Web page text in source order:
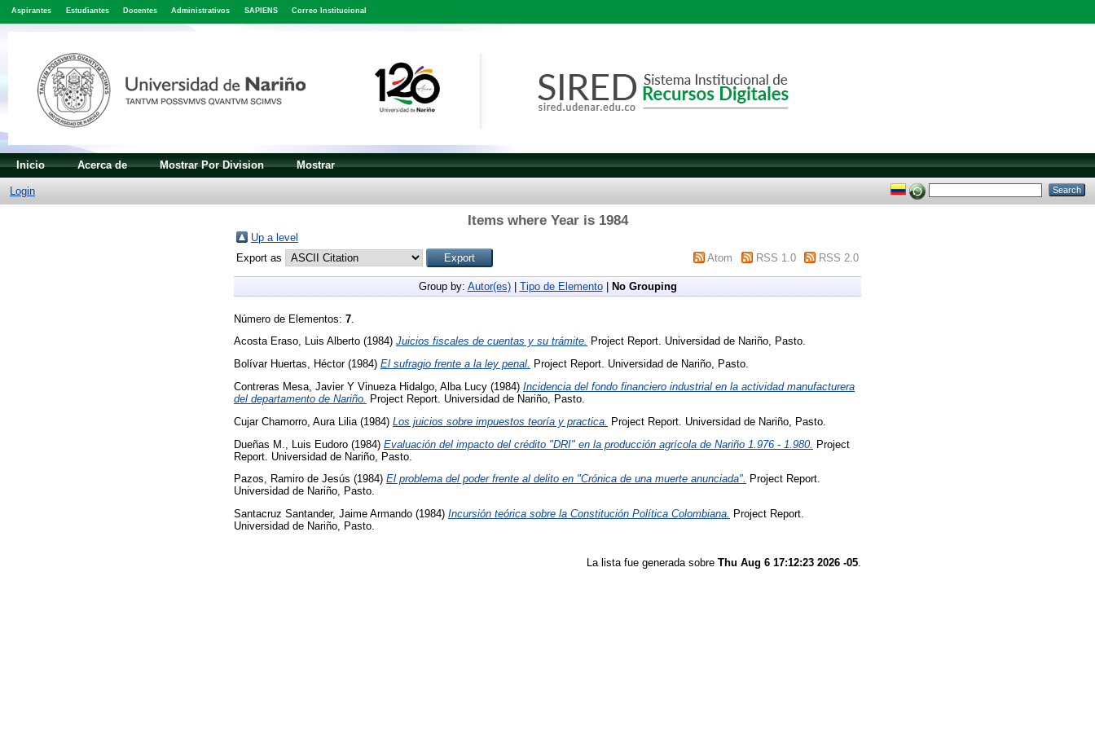
Aspirantes Estudiantes Docentes Administrativos SAPIENS Correo Institucional
Inicio Acerca de Mostrar Por Division Mostrar
Login
Items where Year is 1984
Up a level
Export as
Atom RSS 1.0 RSS 2.0
Group by: Autor(es)| Tipo de Elemento| No Grouping
Número de Elementos: 7
Acosta Eraso, Luis Alberto (1984) Juicios fiscales de cuentas y su trámite. Project Report. Universidad de Nariño, Pasto.
Bolívar Huertas, Héctor(1984) El sufragio frente a la ley penal. Project Report. Universidad de Nariño, Pasto.
Contreras Mesa, JavierY Vinueza Hidalgo, Alba Lucy (1984) Incidencia del fondo financiero industrial en la actividad manufacturera
del departamento de Nariño. Project Report. Universidad de Nariño, Pasto.
Cujar Chamorro, Aura Lilia (1984) Los juicios sobre impuestos teoría y practica.
Project Report. Universidad de Nariño, Pasto.
Dueñas M., Luis Eudoro (1984) Evaluación del impacto del crédito "DRI" en la producción agrícola de Nariño 1.976 - 1.980. Project
Report. Universidad de Nariño, Pasto.
Pazos, Ramiro de Jesús (1984) El problema del poder frente al delito en "Crónica de una muerte anunciada". Project Report.
Universidad de Nariño, Pasto.
Santacruz Santander, Jaime Armando (1984) Incursión teórica sobre la Constitución Política Colombiana. Project Report.
Universidad de Nariño, Pasto.
La lista fue generada sobre Thu Aug 6 17:12:23 2026 -05.